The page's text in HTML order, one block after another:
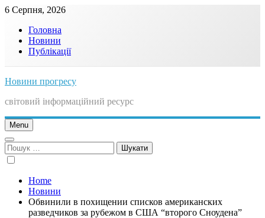
Skip
content
6 Серпня, 2026
Головна
Новини
Публікації
Новини прогресу
світовий інформаційний ресурс
Menu
Пошук:
Home
Новини
Обвинили в похищении списков американских
разведчиков за рубежом в США “второго Сноудена”